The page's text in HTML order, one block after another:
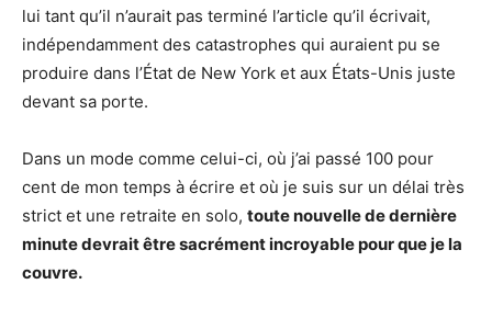
lui tant qu’il n’aurait pas terminé l’article qu’il écrivait,
indépendamment des catastrophes qui auraient pu se
produire dans l’État de New York et aux États-Unis juste
devant sa porte.
Dans un mode comme celui-ci, où j’ai passé 100 pour
cent de mon temps à écrire et où je suis sur un délai très
strict et une retraite en solo, toute nouvelle de dernière
minute devrait être sacrément incroyable pour que je la
couvre.